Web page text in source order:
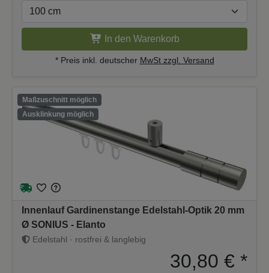
In den Warenkorb
* Preis inkl. deutscher MwSt zzgl. Versand
Maßzuschnitt möglich
Ausklinkung möglich
Innenlauf Gardinenstange Edelstahl-Optik 20 mm
Ø SONIUS - Elanto
Edelstahl · rostfrei & langlebig
30,80 € *